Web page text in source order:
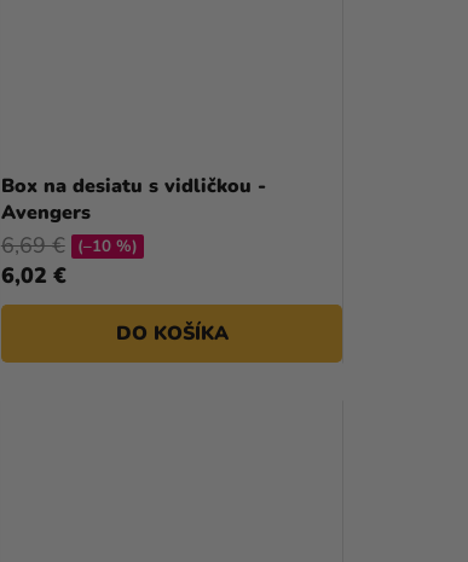
Box na desiatu s vidličkou -
Avengers
6,02 €
6,69 € (–10 %)
DO KOŠÍKA